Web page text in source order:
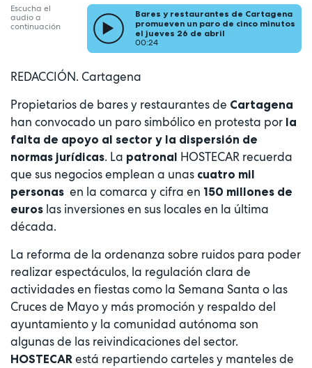
Escucha el
audio a
continuación
Bares y restaurantes de Cartagena
promueven un paro de cinco minutos
el jueves 26 de abril
00:24
REDACCIÓN. Cartagena
Propietarios de bares y restaurantes de Cartagena
han convocado un paro simbólico en protesta por la
falta de apoyo al sector y la dispersión de
normas jurídicas. La patronal HOSTECAR recuerda
que sus negocios emplean a unas cuatro mil
personas en la comarca y cifra en 150 millones de
euros las inversiones en sus locales en la última
década.
La reforma de la ordenanza sobre ruidos para poder
realizar espectáculos, la regulación clara de
actividades en fiestas como la Semana Santa o las
Cruces de Mayo y más promoción y respaldo del
ayuntamiento y la comunidad autónoma son
algunas de las reivindicaciones del sector.
HOSTECAR está repartiendo carteles y manteles de